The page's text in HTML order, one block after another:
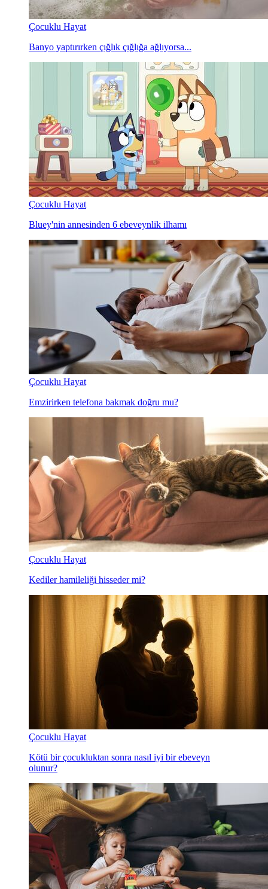
Çocuklu Hayat
Banyo yaptırırken çığlık çığlığa ağlıyorsa...
Çocuklu Hayat
Bluey'nin annesinden 6 ebeveynlik ilhamı
Çocuklu Hayat
Emzirirken telefona bakmak doğru mu?
Çocuklu Hayat
Kediler hamileliği hisseder mi?
Çocuklu Hayat
Kötü bir çocukluktan sonra nasıl iyi bir ebeveyn
olunur?